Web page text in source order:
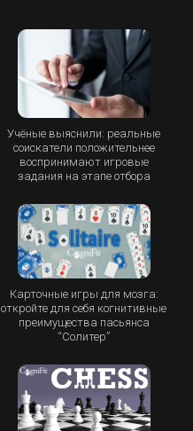
Учёные выяснили: реальные
соискатели положительнее
воспринимают игровые
задания на этапе отбора
Карточные игры для мозга:
откройте для себя когнитивные
преимущества пасьянса
“Cолитер”